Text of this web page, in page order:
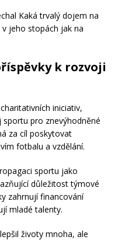
Kaká trvalý dojem na
jeho stopách jak na
k rozvoji
iniciativ,
pro znevýhodněné
za cíl poskytovat
fotbalu a vzdělání.
sportu jako
důležitost týmové
zahrnují financování
mladé talenty.
životy mnoha, ale